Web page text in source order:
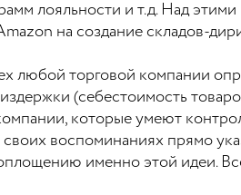
лояльности и т.д. Над
на создание складов-
любой торговой компании
(себестоимость
которые умеют
воспоминаниях прямо
именно этой идеи.